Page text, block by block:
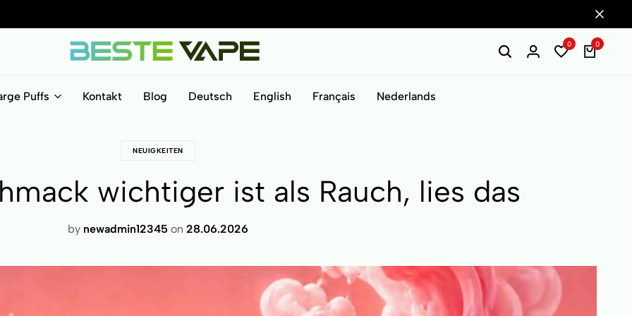
0 0
Puffs Kontakt Blog Deutsch English Français Nederlands
NEUIGKEITEN
wichtiger ist als Rauch, lies das
by newadmin12345 on 28.06.2026